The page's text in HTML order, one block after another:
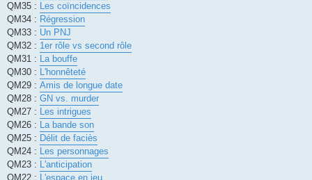
QM35 : Les coïncidences
QM34 : Régression
QM33 : Un PNJ
QM32 : 1er rôle vs second rôle
QM31 : La bouffe
QM30 : L'honnêteté
QM29 : Amis de longue date
QM28 : GN vs. murder
QM27 : Les intrigues
QM26 : La bande son
QM25 : Délit de faciès
QM24 : Les personnages
QM23 : L'anticipation
QM22 : L'espace en jeu